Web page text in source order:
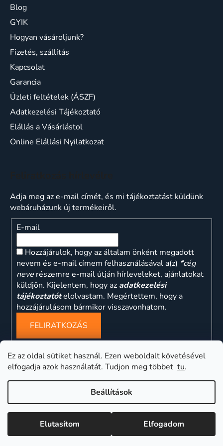
Ez az oldal sütiket használ. Ezen weboldalt követésével
elfogadja azok használatát. Tudjon meg többet tu.
Beállítások
Elutasítom Elfogadom
Blog
GYIK
Hogyan vásároljunk?
Fizetés, szállítás
Kapcsolat
Garancia
Üzleti feltételek (ÁSZF)
Adatkezelési Tájékoztató
Elállás a Vásárlástol
Online Elállási Nyilatkozat
Adja meg az e-mail címét, és mi tájékoztatást küldünk
webáruházunk új termékeiről.
E-mail
Hozzájárulok, hogy az általam önként megadott
nevem és e-mail címem felhasználásával a(z) *cég
neve részemre e-mail útján hírleveleket, ajánlatokat
küldjön. Kijelentem, hogy az adatkezelési
tájékoztatótelolvastam. Megértettem, hogy a
hozzájárulásom bármikor visszavonhatom.
FELIRATKOZÁS
ns
Shoptet készítette
Copyright 2026eliquidtrafik. Minden jog fenntartva.